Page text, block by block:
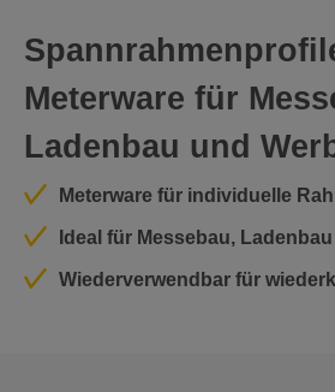
Meterware für
Ladenbau und
Meterware für individuelle
Ideal für Messebau,
Wiederverwendbar für